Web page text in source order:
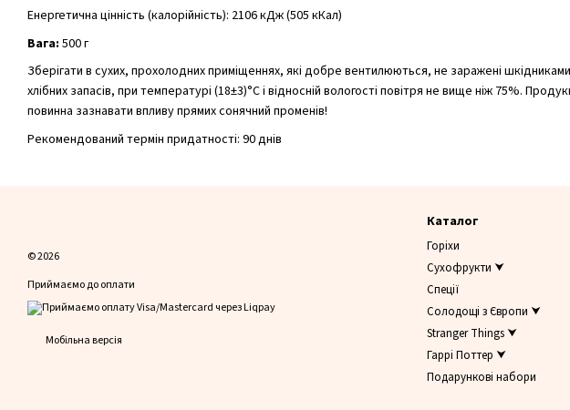
Енергетична цінність (калорійність): 2106 кДж (505 кКал)
Вага: 500 г
Зберігати в сухих, прохолодних приміщеннях, які добре вентилюються, не заражені шкідниками
хлібних запасів, при температурі (18±3)°С і відносній вологості повітря не вище ніж 75%.
повинна зазнавати впливу прямих сонячний променів!
Рекомендований термін придатності: 90 днів
© 2026
Приймаємо до оплати
Мобільна версія
Каталог
Горіхи
Сухофрукти ⮟
Спеції
Солодощі з Європи ⮟
Stranger Things ⮟
Гаррі Поттер ⮟
Подарункові набори